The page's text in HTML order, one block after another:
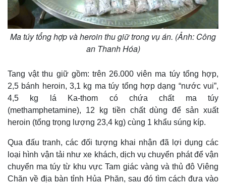
Ma túy tổng hợp và heroin thu giữ trong vụ án. (Ảnh: Công
an Thanh Hóa)
Tang vật thu giữ gồm: trên 26.000 viên ma túy tổng hợp,
2,5 bánh heroin, 3,1 kg ma túy tổng hợp dạng “nước vui”,
4,5 kg lá Ka-thom có chứa chất ma túy
(methamphetamine), 12 kg tiền chất dùng để sản xuất
heroin (tổng trọng lượng 23,4 kg) cùng 1 khẩu súng kíp.
Qua đấu tranh, các đối tượng khai nhận đã lợi dụng các
loại hình vận tải như xe khách, dịch vụ chuyển phát để vận
chuyển ma túy từ khu vực Tam giác vàng và thủ đô Viêng
Chăn về địa bàn tỉnh Hủa Phăn, sau đó tìm cách đưa vào